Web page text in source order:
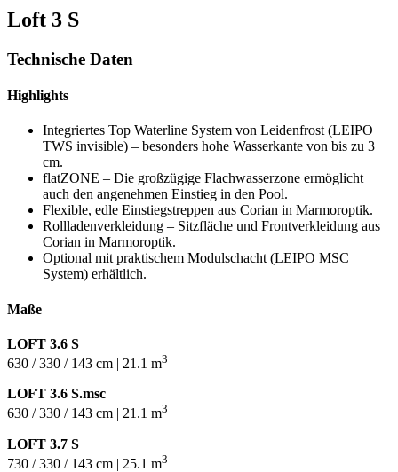
Loft 3 S
Technische Daten
Highlights
Integriertes Top Waterline System von Leidenfrost (LEIPO
TWS invisible) – besonders hohe Wasserkante von bis zu 3
cm.
flatZONE – Die großzügige Flachwasserzone ermöglicht
auch den angenehmen Einstieg in den Pool.
Flexible, edle Einstiegstreppen aus Corian in Marmoroptik.
Rollladenverkleidung – Sitzfläche und Frontverkleidung aus
Corian in Marmoroptik.
Optional mit praktischem Modulschacht (LEIPO MSC
System) erhältlich.
Maße
LOFT 3.6 S
630 / 330 / 143 cm | 21.1 m3
LOFT 3.6 S.msc
630 / 330 / 143 cm | 21.1 m3
LOFT 3.7 S
730 / 330 / 143 cm | 25.1 m3